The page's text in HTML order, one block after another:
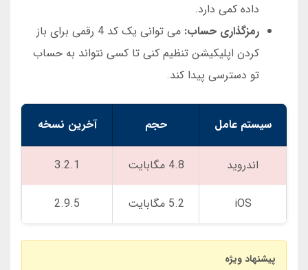
داده کمی دارد.
رمزگذاری حساب:
می توانی یک کد 4 رقمی برای باز
کردن اپلیکیشن تنظیم کنی تا کسی نتواند به حساب
تو دسترسی پیدا کند.
سیستم عامل حجم آخرین نسخه
اندروید 4.8 مگابایت 3.2.1
iOS 5.2 مگابایت 2.9.5
پیشنهاد ویژه